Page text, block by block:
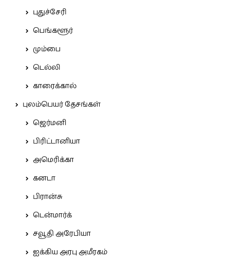
புதுச்சேரி
பெங்களூர்
மும்பை
டெல்லி
காரைக்கால்
புலம்பெயர் தேசங்கள்
ஜெர்மனி
பிரிட்டானியா
அமெரிக்கா
கனடா
பிரான்சு
டென்மார்க்
சவூதி அரேபியா
ஐக்கிய அரபு அமீரகம்